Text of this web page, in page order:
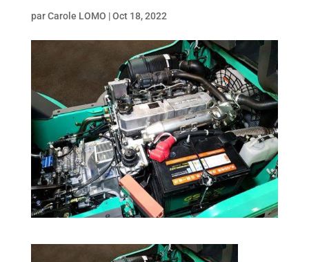
parCarole LOMO |Oct 18, 2022